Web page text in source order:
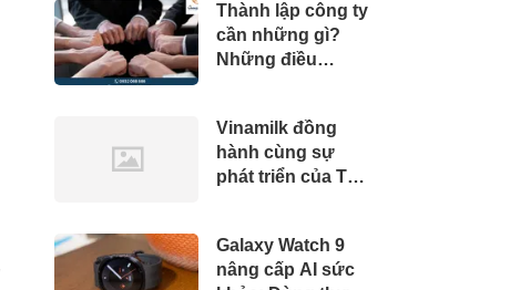
Thành lập công ty
cần những gì?
Những điều
Vinamilk đồng
hành cùng sự
phát triển của Thủ
Galaxy Watch 9
nâng cấp AI sức